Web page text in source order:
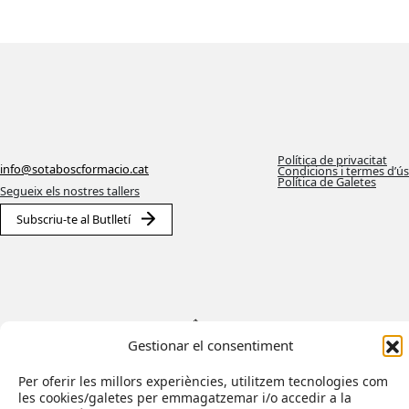
Gestionar el consentiment
Per oferir les millors experiències, utilitzem tecnologies com
les cookies/galetes per emmagatzemar i/o accedir a la
info@sotaboscformacio.cat
Segueix els nostres tallers
Subscriu-te al Butlletí
Política de privacitat
Condicions i termes d’ús
Política de Galetes